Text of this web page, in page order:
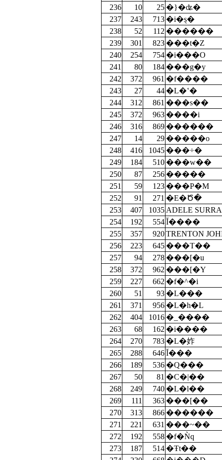
236
10 25 �}�ʥ�
237
243 713 �i�ȿ�
238
52 112 ������
239
301 823 ���t�Z
240
254 754 �i���O
241
80 184 ���g�y
242
372 961 �f����
243
27 44 �L�ʽ�
244
312 861 ���s��
245
372 963 ����i
246
316 869 ������
247
14 29 �����o
248
416 1045 ���÷�
249
184 510 ���w��
250
87 256 �����
251
59 123 ���P�M
252
91 271 �E�Ծ�
253
407 1035 ADELE
254
192 554 Ĭ����
255
357 920 TRENTON
256
223 645 ���T��
257
94 278 ���[�u
258
372 962 ���[�Y
259
227 662 �f�^�i
260
51 93 �L���
261
371 956 �L�h�L
262
404 1016 �_����
263
68 162 �i����
264
270 783 �L�妰
265
288 646 Ĭ���
266
189 536 �Q���
267
50 81 �C�|��
268
249 740 �L�l��
269
111 363 ���[��
270
313 866 ������
271
221 631 ���~��
272
192 558 �f�Ǹq
273
187 514 �Ŧt��